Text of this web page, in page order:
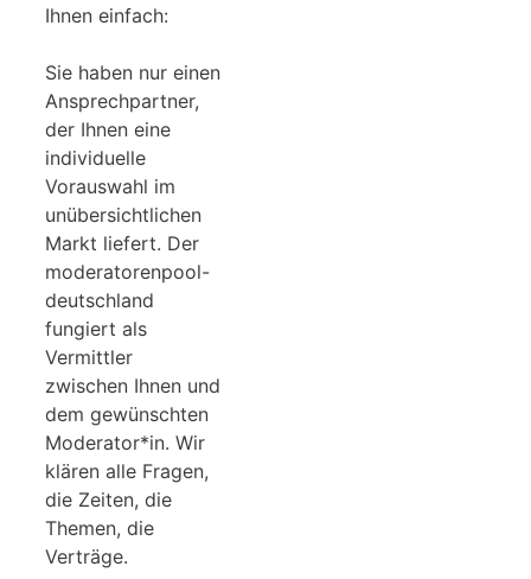
Ihnen einfach:
Sie haben nur einen
Ansprechpartner,
der Ihnen eine
individuelle
Vorauswahl im
unübersichtlichen
Markt liefert. Der
moderatorenpool-
deutschland
fungiert als
Vermittler
zwischen Ihnen und
dem gewünschten
Moderator*in. Wir
klären alle Fragen,
die Zeiten, die
Themen, die
Verträge.